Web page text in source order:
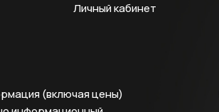
Личный кабинет
(включая цены)